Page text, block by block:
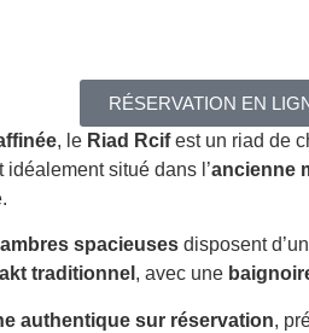
RÉSERVATION EN
, le Riad Rcifest un riad de
situé dans l’ancienne
spacieuses disposent d’un
traditionnel , avec une
authentique sur réservation,